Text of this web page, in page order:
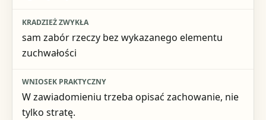
Wniosek praktyczny
sam zabór rzeczy bez wykazanego elementu
zuchwałości
W zawiadomieniu trzeba opisać zachowanie, nie
tylko stratę.